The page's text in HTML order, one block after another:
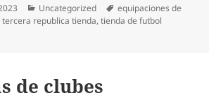
Categorías
Uncategorized Etiquetas
equipaciones de
tercera republica tienda,tienda de futbol
de clubes